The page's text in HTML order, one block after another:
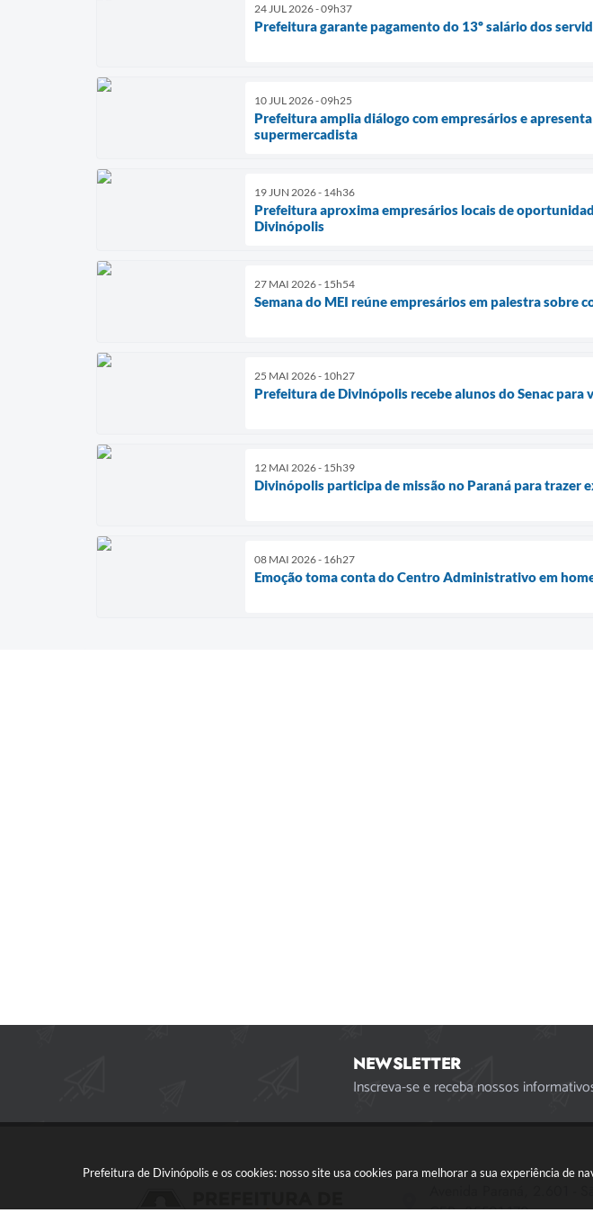
Prefeitura de Divinópolis e os cookies: nosso site usa cookies para melhorar a sua experiência de
24 JUL 2026 - 09h37
Prefeitura garante pagamento do 13º salário dos
10 JUL 2026 - 09h25
Prefeitura amplia diálogo com empresários e
supermercadista
19 JUN 2026 - 14h36
Prefeitura aproxima empresários locais de
Divinópolis
27 MAI 2026 - 15h54
Semana do MEI reúne empresários em palestra sobre
25 MAI 2026 - 10h27
Prefeitura de Divinópolis recebe alunos do Senac para
12 MAI 2026 - 15h39
Divinópolis participa de missão no Paraná para
08 MAI 2026 - 16h27
Emoção toma conta do Centro Administrativo em
NEWSLETTER
Inscreva-se e receba nossos